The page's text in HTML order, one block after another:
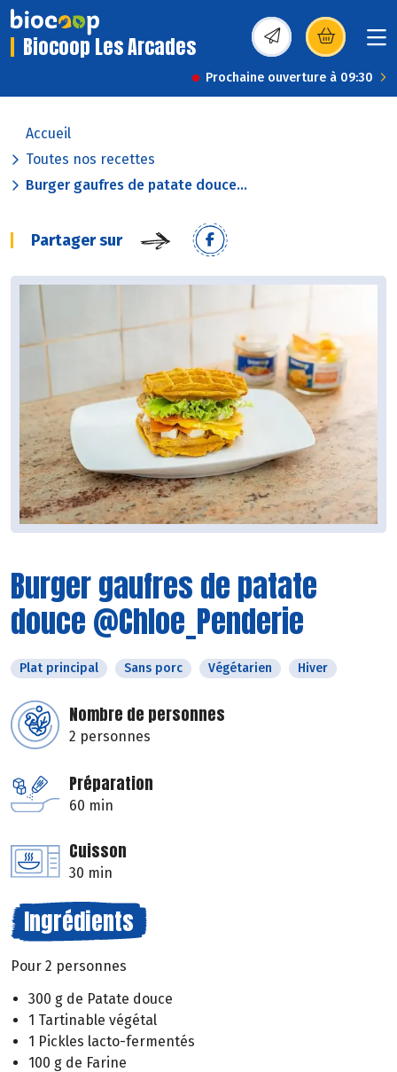
Biocoop Les Arcades (s’ouvre dans une
Prochaine ouverture à 09:30
Accueil
Toutes nos recettes
Burger gaufres de patate douce...
Partager sur
Burger gaufres de patate
douce @Chloe_Penderie
Plat principal Sans porc Végétarien Hiver
Nombre de personnes
2 personnes
Préparation
60 min
Cuisson
30 min
Ingrédients
Pour 2 personnes
300 g de Patate douce
1 Tartinable végétal
1 Pickles lacto-fermentés
100 g de Farine